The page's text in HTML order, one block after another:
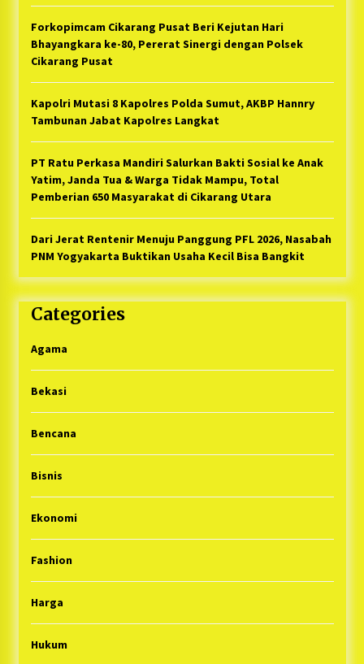
Forkopimcam Cikarang Pusat Beri Kejutan Hari
Bhayangkara ke-80, Pererat Sinergi dengan Polsek
Cikarang Pusat
Kapolri Mutasi 8 Kapolres Polda Sumut, AKBP Hannry
Tambunan Jabat Kapolres Langkat
PT Ratu Perkasa Mandiri Salurkan Bakti Sosial ke Anak
Yatim, Janda Tua & Warga Tidak Mampu, Total
Pemberian 650 Masyarakat di Cikarang Utara
Dari Jerat Rentenir Menuju Panggung PFL 2026, Nasabah
PNM Yogyakarta Buktikan Usaha Kecil Bisa Bangkit
Categories
Agama
Bekasi
Bencana
Bisnis
Ekonomi
Fashion
Harga
Hukum